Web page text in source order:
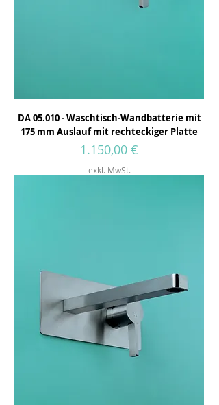
DA 05.010 - Waschtisch-Wandbatterie mit
175 mm Auslauf mit rechteckiger Platte
Preis
1.150,00 €
exkl. MwSt.